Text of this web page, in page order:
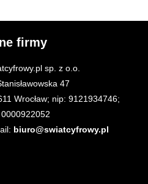
firmy
sp. z o.o.
47
Wrocław; nip: 9121934746;
biuro@swiatcyfrowy.pl